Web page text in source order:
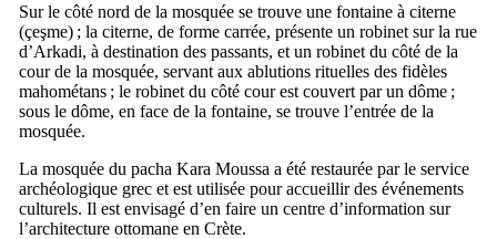
Sur le côté nord de la mosquée se trouve une fontaine à citerne
(çeşme) ; la citerne, de forme carrée, présente un robinet sur la rue
d’Arkadi, à destination des passants, et un robinet du côté de la
cour de la mosquée, servant aux ablutions rituelles des fidèles
mahométans ; le robinet du côté cour est couvert par un dôme ;
sous le dôme, en face de la fontaine, se trouve l’entrée de la
mosquée.
La mosquée du pacha Kara Moussa a été restaurée par le service
archéologique grec et est utilisée pour accueillir des événements
culturels. Il est envisagé d’en faire un centre d’information sur
l’architecture ottomane en Crète.